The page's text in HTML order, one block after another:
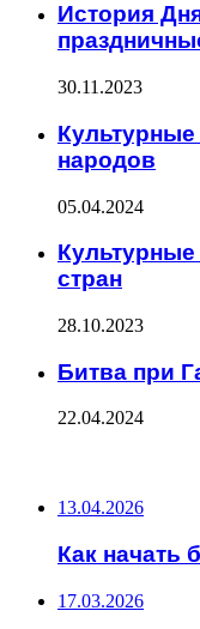
История
30.11.2023
народов
05.04.2024
стран
28.10.2023
Битва при
22.04.2024
13.04.2026
Как начать
17.03.2026